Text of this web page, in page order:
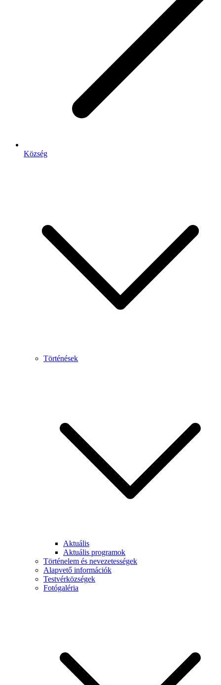
Község
Történések
Aktuális
Aktuális programok
Történelem és nevezetességek
Alapvető információk
Testvérközségek
Fotógaléria